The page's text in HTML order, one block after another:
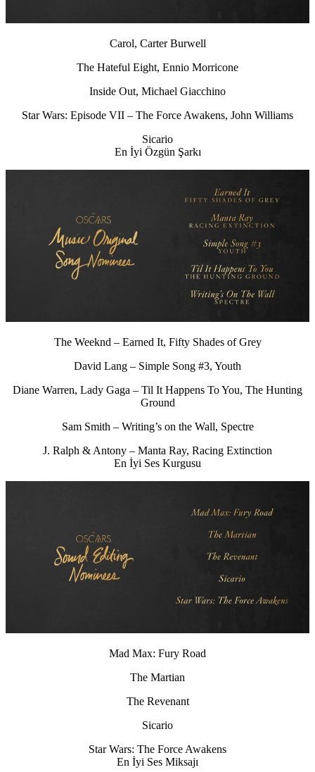
Carol, Carter Burwell
The Hateful Eight, Ennio Morricone
Inside Out, Michael Giacchino
Star Wars: Episode VII – The Force Awakens, John Williams
Sicario
En İyi Özgün Şarkı
The Weeknd – Earned It, Fifty Shades of Grey
David Lang – Simple Song #3, Youth
Diane Warren, Lady Gaga – Til It Happens To You, The Hunting
Ground
Sam Smith – Writing’s on the Wall, Spectre
J. Ralph & Antony – Manta Ray, Racing Extinction
En İyi Ses Kurgusu
Mad Max: Fury Road
The Martian
The Revenant
Sicario
Star Wars: The Force Awakens
En İyi Ses Miksajı